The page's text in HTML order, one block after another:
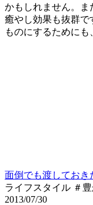
かもしれません。ま
癒やし効果も抜群で
ものにするために
面倒でも渡しておき
ライフスタイル ＃
2013/07/30